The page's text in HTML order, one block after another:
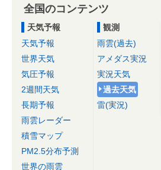
全国のコンテンツ
天気予報
天気予報
世界天気
気圧予報
2週間天気
長期予報
雨雲レーダー
積雪マップ
PM2.5分布予測
世界の雨雲
観測
雨雲(過去)
アメダス実況
実況天気
過去天気
雷(実況)